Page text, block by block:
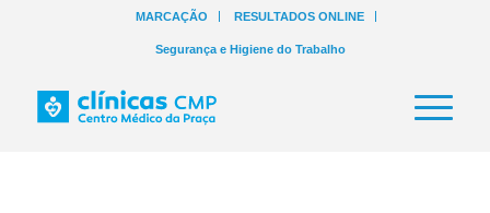
MARCAÇÃO RESULTADOS ONLINE
Segurança e Higiene do Trabalho